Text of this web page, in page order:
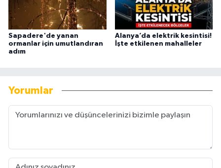
Sapadere'de yanan
ormanlar için umutlandıran
adım
Alanya’da elektrik kesintisi!
İşte etkilenen mahalleler
Yorumlar